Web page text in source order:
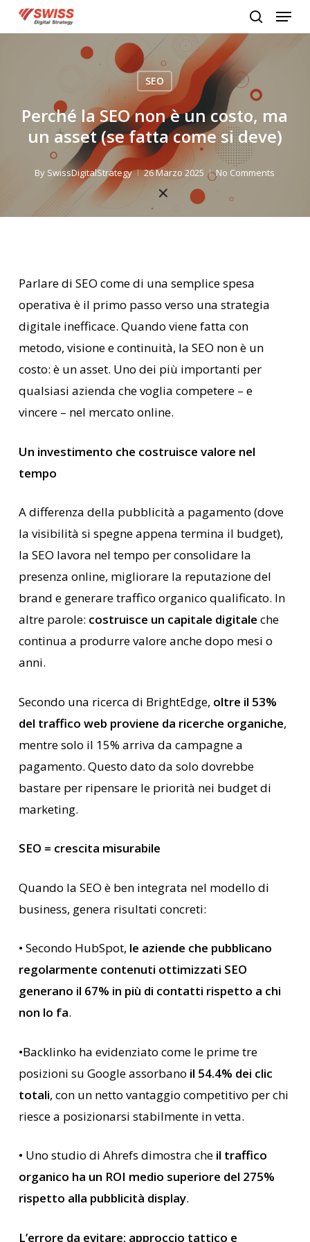
Skip
to
search
Menu
SEO
Perché la SEO non è un costo, ma
un asset (se fatta come si deve)
By SwissDigitalStrategy 26 Marzo 2025 No Comments
Parlare di SEO come di una semplice spesa
operativa è il primo passo verso una strategia
digitale inefficace. Quando viene fatta con
metodo, visione e continuità, la SEO non è un
costo: è un asset. Uno dei più importanti per
qualsiasi azienda che voglia competere – e
vincere – nel mercato online.
Un investimento che costruisce valore nel
tempo
A differenza della pubblicità a pagamento (dove
la visibilità si spegne appena termina il budget),
la SEO lavora nel tempo per consolidare la
presenza online, migliorare la reputazione del
brand e generare traffico organico qualificato. In
altre parole: costruisce un capitale digitale che
continua a produrre valore anche dopo mesi o
anni.
Secondo una ricerca di BrightEdge, oltre il 53%
del traffico web proviene da ricerche organiche,
mentre solo il 15% arriva da campagne a
pagamento. Questo dato da solo dovrebbe
bastare per ripensare le priorità nei budget di
marketing.
SEO = crescita misurabile
Quando la SEO è ben integrata nel modello di
business, genera risultati concreti:
• Secondo HubSpot, le aziende che pubblicano
regolarmente contenuti ottimizzati SEO
generano il 67% in più di contatti rispetto a chi
non lo fa.
•Backlinko ha evidenziato come le prime tre
posizioni su Google assorbano il 54.4% dei clic
totali, con un netto vantaggio competitivo per chi
riesce a posizionarsi stabilmente in vetta.
• Uno studio di Ahrefs dimostra che il traffico
organico ha un ROI medio superiore del 275%
rispetto alla pubblicità display.
L’errore da evitare: approccio tattico e
Close